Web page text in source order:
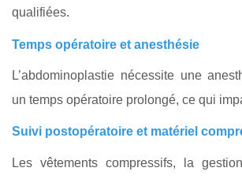
qualifiées.
Temps opératoire et anesthésie
L’abdominoplastie nécessite une
un temps opératoire prolongé, ce qui
Suivi postopératoire et matériel
Les vêtements compressifs, la